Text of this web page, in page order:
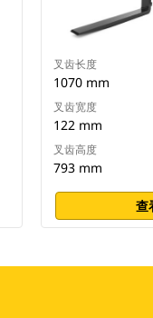
叉齿长度
1070 mm
叉齿宽度
122 mm
叉齿高度
793 mm
查